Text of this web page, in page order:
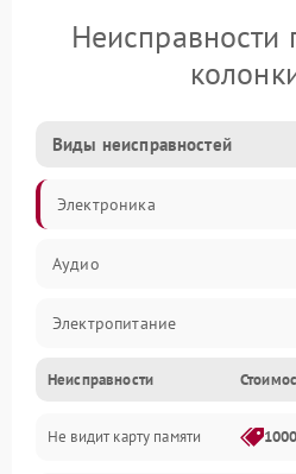
Неисправности
Виды неисправностей
Электроника
Аудио
Электропитание
Механические повреждения
Электрика
Неисправности
Не видит карту памяти